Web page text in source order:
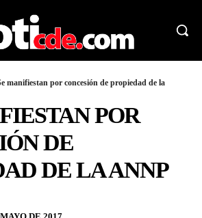
manifiestan por concesión de propiedad de la
POR
DE
DE LA ANNP